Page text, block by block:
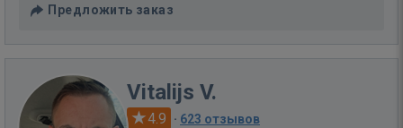
Предложить заказ
Vitalijs V.
4.9 · 623 отзывов